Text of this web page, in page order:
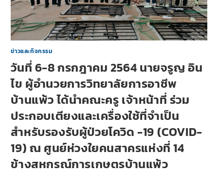
ข่าวและกิจกรรม
วันที่ 6-8 กรกฎาคม 2564 นายจรูญ อิน
ไข ผู้อำนวยการวิทยาลัยการอาชีพ
บ้านแพ้ว ได้นำคณะครู เจ้าหน้าที่ ร่วม
ประกอบเตียงและเครื่องใช้ที่จำเป็น
สำหรับรองรับผู้ป่วยโควิด -19 (COVID-
19) ณ ศูนย์ห่วงใยคนสาครแห่งที่ 14
ข้างสหกรณ์การเกษตรบ้านแพ้ว